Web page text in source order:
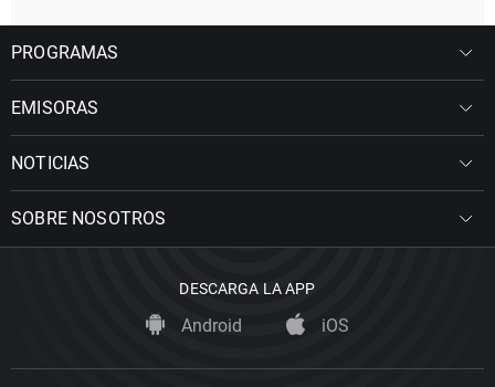
PROGRAMAS
EMISORAS
NOTICIAS
SOBRE NOSOTROS
DESCARGA LA APP
Android iOS